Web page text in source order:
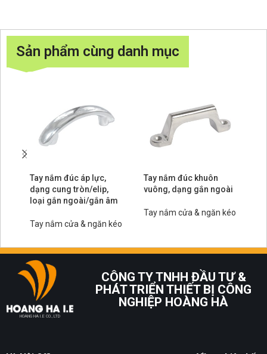
Sản phẩm cùng danh mục
Tay nắm đúc áp lực,
dạng cung tròn/elip,
loại gắn ngoài/gắn âm
Tay nắm cửa & ngăn kéo
Tay nắm đúc khuôn
vuông, dạng gắn ngoài
Tay nắm cửa & ngăn kéo
HOANG HA I.E CO., LTD
CÔNG TY TNHH ĐẦU TƯ &
PHÁT TRIỂN THIẾT BỊ CÔNG
NGHIỆP HOÀNG HÀ